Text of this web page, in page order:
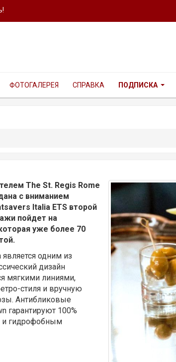
ФОТОГАЛЕРЕЯ СПРАВКА ПОДПИСКА
The St. Regis Rome
с вниманием
Italia ETS второй
пойдет на
уже более 70
одним из
дизайн
мягкими линиями,
стиля и вручную
Антибликовые
гарантируют 100%
и гидрофобным